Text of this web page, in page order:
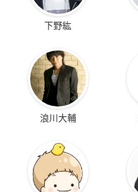
下野紘
浪川大輔